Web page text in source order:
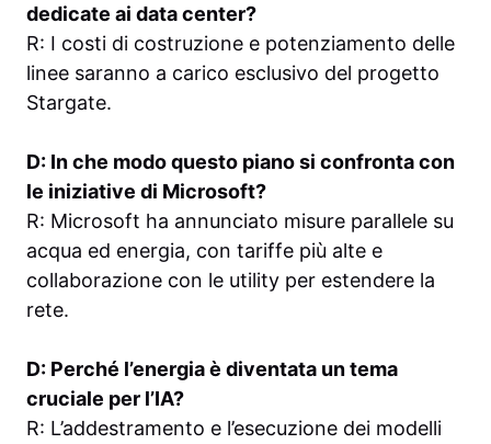
dedicate ai data center?
R: I costi di costruzione e potenziamento delle
linee saranno a carico esclusivo del progetto
Stargate.
D: In che modo questo piano si confronta con
le iniziative di Microsoft?
R: Microsoft ha annunciato misure parallele su
acqua ed energia, con tariffe più alte e
collaborazione con le utility per estendere la
rete.
D: Perché l’energia è diventata un tema
cruciale per l’IA?
R: L’addestramento e l’esecuzione dei modelli